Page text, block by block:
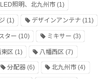
LED照明、北九州市(1)
(1) デザインアンテナ(11)
ター (10) ミキサー (3)
東区 (1) 八幡西区 (7)
分配器(6) 北九州市 (4)